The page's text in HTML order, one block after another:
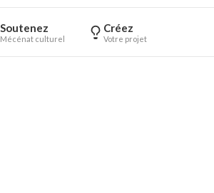
Soutenez
Mécénat culturel
Créez
Votre projet